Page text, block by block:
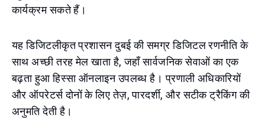
कार्यक्रम सकते हैं।
यह डिजिटलीकृत प्रशासन दुबई की समग्र डिजिटल रणनीति के
साथ अच्छी तरह मेल खाता है, जहाँ सार्वजनिक सेवाओं का एक
बढ़ता हुआ हिस्सा ऑनलाइन उपलब्ध है। प्रणाली अधिकारियों
और ऑपरेटर्स दोनों के लिए तेज़, पारदर्शी, और सटीक ट्रैकिंग की
अनुमति देती है।